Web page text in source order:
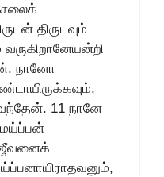
திருடவும்
நானோ
வந்தேன். 11 நானே